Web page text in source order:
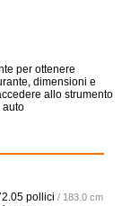
per ottenere
dimensioni e
allo strumento
auto
pollici / 183.0 cm